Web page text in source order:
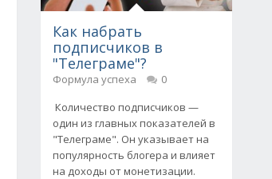
Как набрать
подписчиков в
"Телеграме"?
Формула успеха
0
Количество подписчиков —
один из главных показателей в
"Телеграме". Он указывает на
популярность блогера и влияет
на доходы от монетизации.